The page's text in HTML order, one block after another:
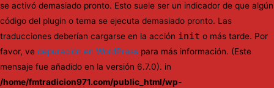
se activó demasiado pronto. Esto suele ser un indicador de que algún
código del plugin o tema se ejecuta demasiado pronto. Las
traducciones deberían cargarse en la acción init o más tarde. Por
favor, ve depuración en WordPress para más información. (Este
mensaje fue añadido en la versión 6.7.0). in
/home/fmtradicion971.com/public_html/wp-